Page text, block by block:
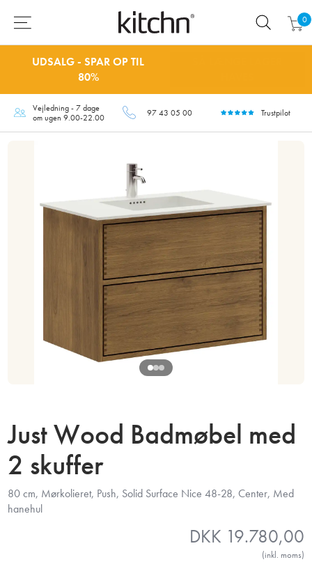
0
UDSALG - SPAR OP TIL
80%
Vejledning - 7 dage
om ugen 9.00-22.00
97 43 05 00 Trustpilot
Just Wood Badmøbel med
2 skuffer
80 cm, Mørkolieret, Push, Solid Surface Nice 48-28, Center, Med
hanehul
DKK 19.780,00
(inkl. moms)